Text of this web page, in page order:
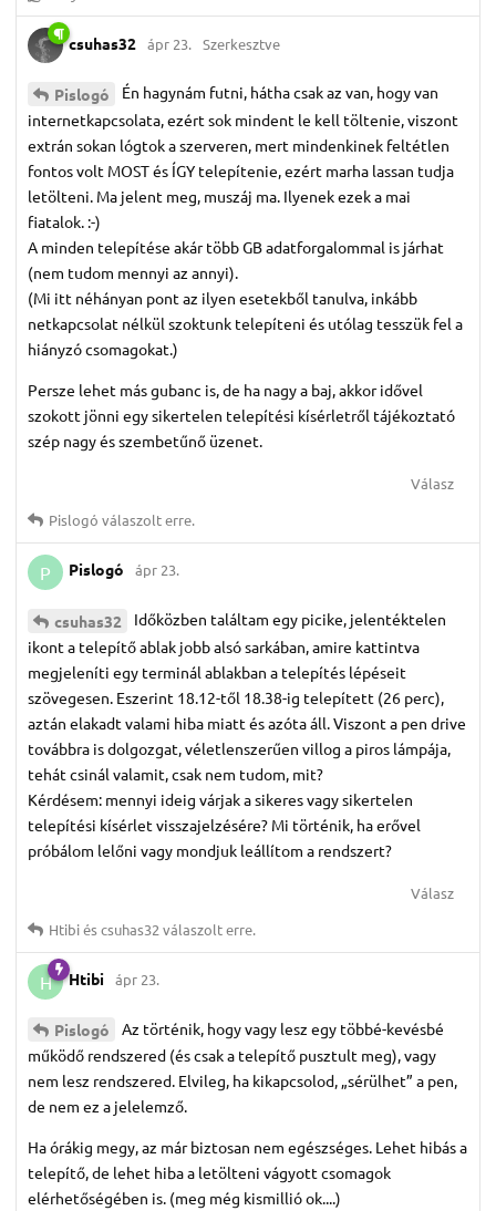
csuhas32 ápr 23. Szerkesztve
Pislogó
Én hagynám futni, hátha csak az van, hogy van
internetkapcsolata, ezért sok mindent le kell töltenie, viszont
extrán sokan lógtok a szerveren, mert mindenkinek feltétlen
fontos volt MOST és ÍGY telepítenie, ezért marha lassan tudja
letölteni. Ma jelent meg, muszáj ma. Ilyenek ezek a mai
fiatalok. :-)
A minden telepítése akár több GB adatforgalommal is járhat
(nem tudom mennyi az annyi).
(Mi itt néhányan pont az ilyen esetekből tanulva, inkább
netkapcsolat nélkül szoktunk telepíteni és utólag tesszük fel a
hiányzó csomagokat.)
Persze lehet más gubanc is, de ha nagy a baj, akkor idővel
szokott jönni egy sikertelen telepítési kísérletről tájékoztató
szép nagy és szembetűnő üzenet.
Válasz
Pislogó válaszolt erre.
P Pislogó ápr 23.
csuhas32
Időközben találtam egy picike, jelentéktelen
ikont a telepítő ablak jobb alsó sarkában, amire kattintva
megjeleníti egy terminál ablakban a telepítés lépéseit
szövegesen. Eszerint 18.12-től 18.38-ig telepített (26 perc),
aztán elakadt valami hiba miatt és azóta áll. Viszont a pen drive
továbbra is dolgozgat, véletlenszerűen villog a piros lámpája,
tehát csinál valamit, csak nem tudom, mit?
Kérdésem: mennyi ideig várjak a sikeres vagy sikertelen
telepítési kísérlet visszajelzésére? Mi történik, ha erővel
próbálom lelőni vagy mondjuk leállítom a rendszert?
Válasz
Htibiéscsuhas32 válaszolt erre.
H Htibi ápr 23.
Pislogó
Az történik, hogy vagy lesz egy többé-kevésbé
működő rendszered (és csak a telepítő pusztult meg), vagy
nem lesz rendszered. Elvileg, ha kikapcsolod, „sérülhet” a pen,
de nem ez a jelelemző.
Ha órákig megy, az már biztosan nem egészséges. Lehet hibás a
telepítő, de lehet hiba a letölteni vágyott csomagok
elérhetőségében is. (meg még kismillió ok....)